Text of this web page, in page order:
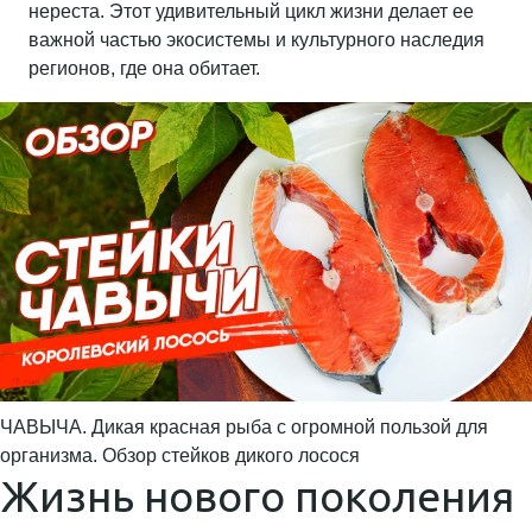
нереста. Этот удивительный цикл жизни делает ее
важной частью экосистемы и культурного наследия
регионов, где она обитает.
ЧАВЫЧА. Дикая красная рыба с огромной пользой для
организма. Обзор стейков дикого лосося
Жизнь нового поколения